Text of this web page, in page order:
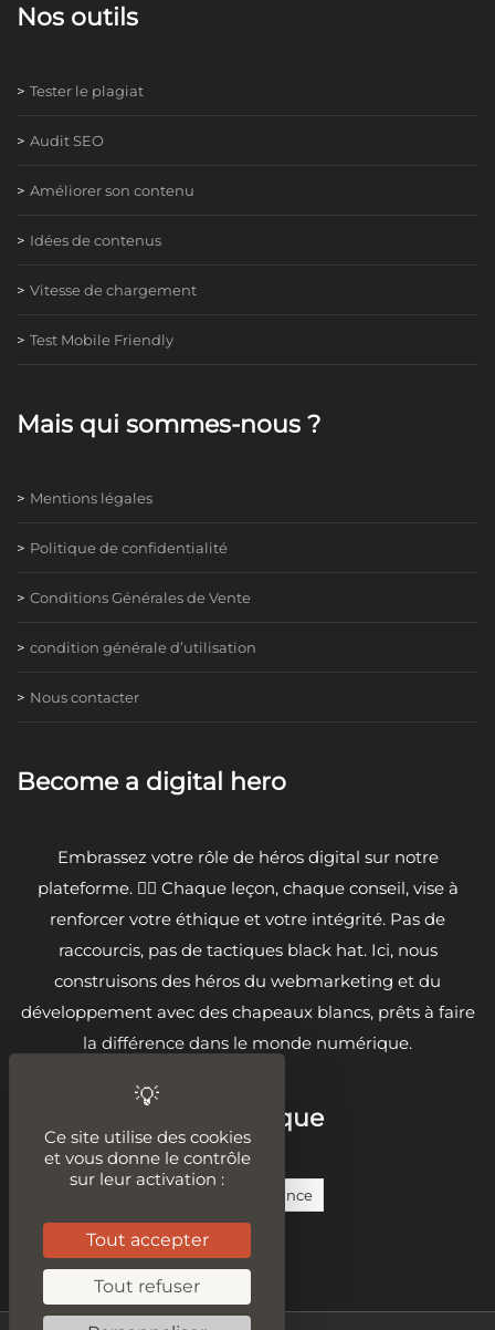
Nos outils
Tester le plagiat
Audit SEO
Améliorer son contenu
Idées de contenus
Vitesse de chargement
Test Mobile Friendly
Mais qui sommes-nous ?
Mentions légales
Politique de confidentialité
Conditions Générales de Vente
condition générale d’utilisation
Nous contacter
Become a digital hero
Embrassez votre rôle de héros digital sur notre
plateforme. 🦸‍♂️ Chaque leçon, chaque conseil, vise à
renforcer votre éthique et votre intégrité. Pas de
raccourcis, pas de tactiques black hat. Ici, nous
construisons des héros du webmarketing et du
développement avec des chapeaux blancs, prêts à faire
la différence dans le monde numérique.
Sur la même thématique
Formation En Alternance
Réseaux Sociaux
Ce site utilise des cookies
et vous donne le contrôle
sur leur activation :
Tout accepter
Tout refuser